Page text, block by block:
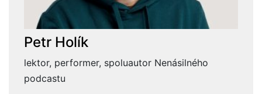
Petr Holík
lektor, performer, spoluautor Nenásilného
podcastu